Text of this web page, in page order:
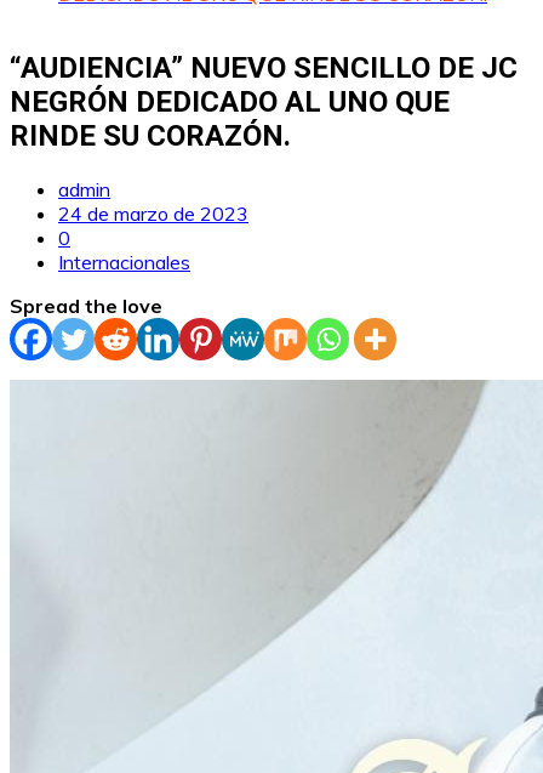
“AUDIENCIA” NUEVO SENCILLO DE JC
NEGRÓN DEDICADO AL UNO QUE
RINDE SU CORAZÓN.
admin
24 de marzo de 2023
0
Internacionales
Spread the love